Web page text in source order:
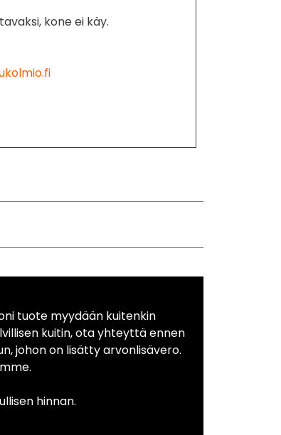
kone ei käy.
tuote myydään kuitenkin
kuitin, ota yhteyttä ennen
johon on lisätty arvonlisävero.
hinnan.